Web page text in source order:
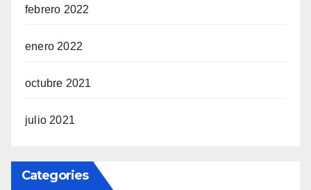
febrero 2022
enero 2022
octubre 2021
julio 2021
Categories